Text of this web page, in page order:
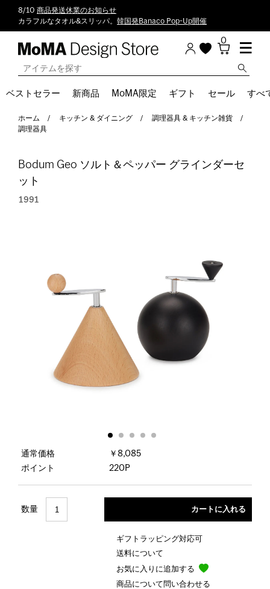
8/10 商品発送休業のお知らせ
カラフルなタオル&スリッパ。 韓国発Banaco Pop-Up開催
0
ベストセラー 新商品 MoMA限定 ギフト セール すべ
ホーム キッチン & ダイニング
調理器具 & キッチン雑貨
調理器具
Bodum Geo ソルト＆ペッパー グラインダーセ
ット
1991
通常価格
￥8,085
ポイント
220P
数量
ギフトラッピング対応可
送料について
お気に入りに追加する
商品について問い合わせる